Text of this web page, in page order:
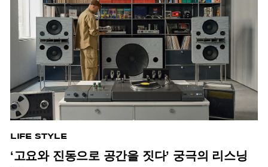
LIFE STYLE
‘고요와 진동으로 공간을 짓다’ 궁극의 리스닝